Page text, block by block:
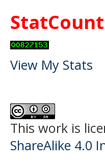
View My Stats
This work is
ShareAlike 4.0